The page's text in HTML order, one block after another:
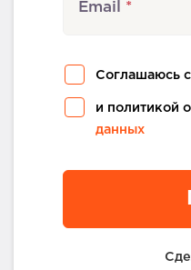
Email
Соглашаюсь
и политикой
данных